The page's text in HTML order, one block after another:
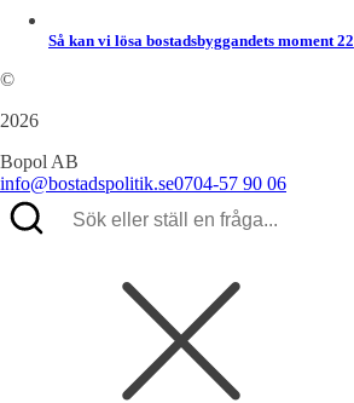
Så kan vi lösa bostadsbyggandets moment 22
©
2026
Bopol AB
info@bostadspolitik.se0704-57 90 06